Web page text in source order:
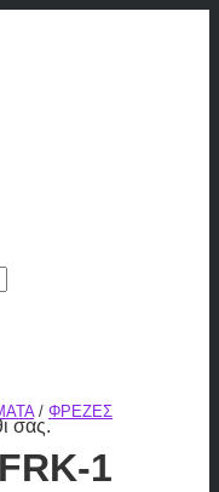
σας.
/ ΦΡΈΖΕΣ
1